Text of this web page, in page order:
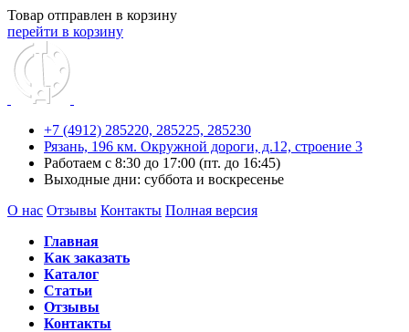
Товар отправлен в корзину
перейти в корзину
+7 (4912) 285220, 285225, 285230
Рязань, 196 км. Окружной дороги, д.12, строение 3
Работаем с 8:30 до 17:00 (пт. до 16:45)
Выходные дни: суббота и воскресенье
О нас Отзывы Контакты Полная версия
Главная
Как заказать
Каталог
Статьи
Отзывы
Контакты